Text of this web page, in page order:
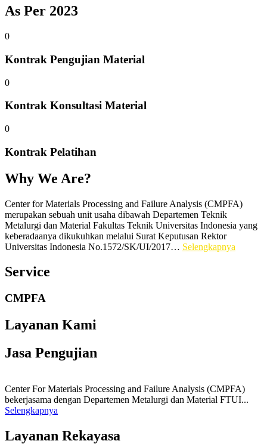
As Per 2023
0
Kontrak Pengujian Material
0
Kontrak Konsultasi Material
0
Kontrak Pelatihan
Why We Are?
Center for Materials Processing and Failure Analysis (CMPFA)
merupakan sebuah unit usaha dibawah Departemen Teknik
Metalurgi dan Material Fakultas Teknik Universitas Indonesia yang
keberadaanya dikukuhkan melalui Surat Keputusan Rektor
Universitas Indonesia No.1572/SK/UI/2017… Selengkapnya
Service
CMPFA
Layanan Kami
Jasa Pengujian
Center For Materials Processing and Failure Analysis (CMPFA)
bekerjasama dengan Departemen Metalurgi dan Material FTUI...
Selengkapnya
Layanan Rekayasa